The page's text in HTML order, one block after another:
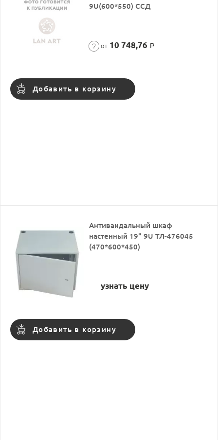
9U(600*550) ССД
от 10 748,76 Р
Добавить в корзину
Антивандальный шкаф
настенный 19" 9U ТЛ-476045
(470*600*450)
узнать цену
Добавить в корзину